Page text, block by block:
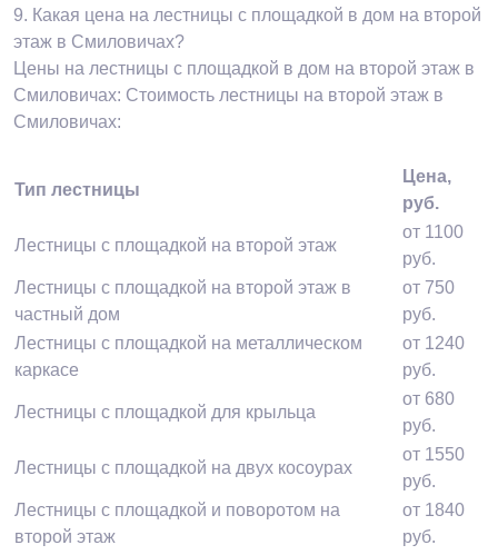
9. Какая цена на лестницы с площадкой в дом на второй
этаж в Смиловичах?
Цены на лестницы с площадкой в дом на второй этаж в
Смиловичах: Стоимость лестницы на второй этаж в
Смиловичах:
Тип лестницы
Цена,
руб.
Лестницы с площадкой на второй этаж
от 1100
руб.
Лестницы с площадкой на второй этаж в
частный дом
от 750
руб.
Лестницы с площадкой на металлическом
каркасе
от 1240
руб.
Лестницы с площадкой для крыльца
от 680
руб.
Лестницы с площадкой на двух косоурах
от 1550
руб.
Лестницы с площадкой и поворотом на
второй этаж
от 1840
руб.